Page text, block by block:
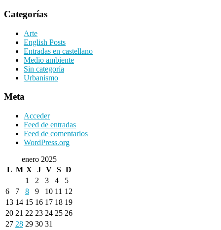
Categorías
Arte
English Posts
Entradas en castellano
Medio ambiente
Sin categoría
Urbanismo
Meta
Acceder
Feed de entradas
Feed de comentarios
WordPress.org
enero 2025
L M X J V S D
1
2 3 4
5
6
7 8 9 10 11 12
13 14 15 16 17 18 19
20 21 22 23 24 25 26
27 28 29 30 31